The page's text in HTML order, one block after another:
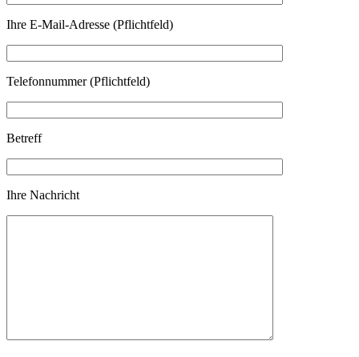
Ihre E-Mail-Adresse (Pflichtfeld)
Telefonnummer (Pflichtfeld)
Betreff
Ihre Nachricht